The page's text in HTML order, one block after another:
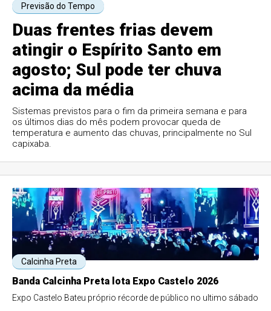
Previsão do Tempo
Duas frentes frias devem
atingir o Espírito Santo em
agosto; Sul pode ter chuva
acima da média
Sistemas previstos para o fim da primeira semana e para
os últimos dias do mês podem provocar queda de
temperatura e aumento das chuvas, principalmente no Sul
capixaba.
Calcinha Preta
Banda Calcinha Preta lota Expo Castelo 2026
Expo Castelo Bateu próprio récorde de público no ultimo sábado